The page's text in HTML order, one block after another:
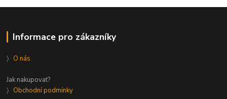
Informace pro zákazníky
〉 O nás
Jak nakupovat?
〉 Obchodní podmínky